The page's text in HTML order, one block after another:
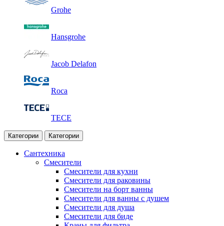
Grohe
Hansgrohe
Jacob Delafon
Roca
TECE
Категории Категории
Сантехника
Смесители
Смесители для кухни
Смесители для раковины
Смесители на борт ванны
Смесители для ванны с душем
Смесители для душа
Смесители для биде